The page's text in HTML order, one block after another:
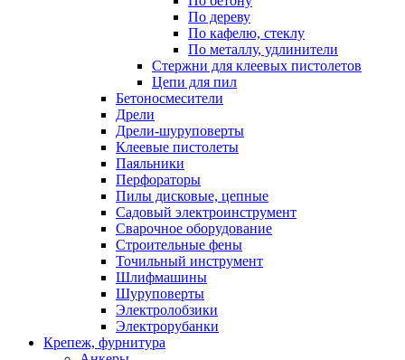
По дереву
По кафелю, стеклу
По металлу, удлинители
Стержни для клеевых пистолетов
Цепи для пил
Бетоносмесители
Дрели
Дрели-шуруповерты
Клеевые пистолеты
Паяльники
Перфораторы
Пилы дисковые, цепные
Садовый электроинструмент
Сварочное оборудование
Строительные фены
Точильный инструмент
Шлифмашины
Шуруповерты
Электролобзики
Электрорубанки
Крепеж, фурнитура